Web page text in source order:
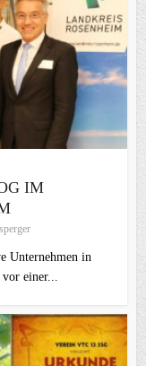
IM
Unternehmen in
vor einer...